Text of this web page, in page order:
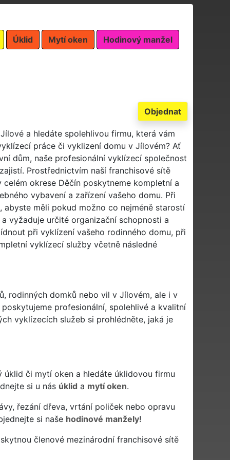
Úklid Mytí oken Hodinový manžel
Objednat
a hledáte spolehlivou firmu, která vám
práce či vyklizení domu v Jílovém? Ať
dům, naše profesionální vyklízecí společnost
Prostřednictvím naší franchisové sítě
okrese Děčín poskytneme kompletní a
vybavení a zařízení vašeho domu. Při
měli pokud možno co nejméně starostí
vyžaduje určité organizační schopnosti a
při vyklízení vašeho rodinného domu, při
vyklízecí služby včetně následné
rodinných domků nebo vil v Jílovém, ale i v
profesionální, spolehlivé a kvalitní
vyklízecích služeb si prohlédněte, jaká je
či mytí oken a hledáte úklidovou firmu
si u nás úklid a mytí oken.
řezání dřeva, vrtání poliček nebo opravu
si naše hodinové manžely!
členové mezinárodní franchisové sítě